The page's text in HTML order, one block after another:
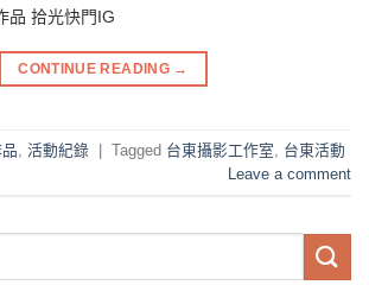
品 拾光快門IG
CONTINUE READING →
活動紀錄 | Tagged 台東攝影工作室
台東活動
Leave a comment